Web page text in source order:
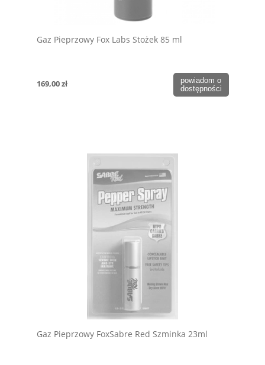
Gaz Pieprzowy Fox Labs Stożek 85 ml
169,00 zł
powiadom o
dostępności
Gaz Pieprzowy FoxSabre Red Szminka 23ml